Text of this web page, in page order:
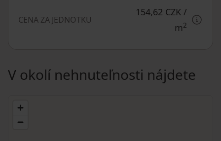
CENA ZA JEDNOTKU
154,62 CZK /
m2
V okolí nehnuteľnosti nájdete